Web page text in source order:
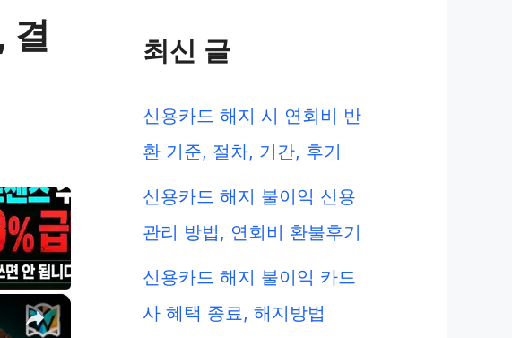
결
×
최신 글
신용카드 해지 시 연회비 반
환 기준, 절차, 기간, 후기
신용카드 해지 불이익 신용
관리 방법, 연회비 환불후기
신용카드 해지 불이익 카드
사 혜택 종료, 해지방법